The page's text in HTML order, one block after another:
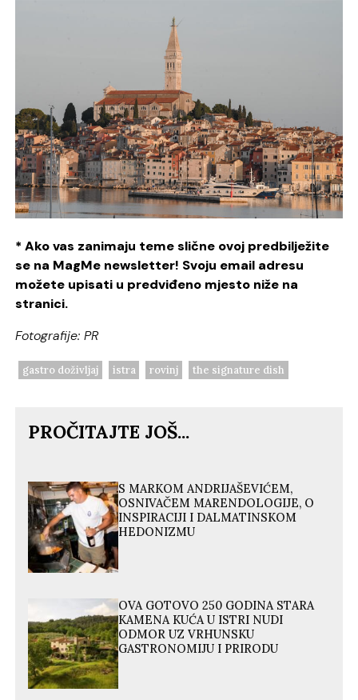
* Ako vas zanimaju teme slične ovoj predbilježite
se na MagMe newsletter! Svoju email adresu
možete upisati u predviđeno mjesto niže na
stranici.
Fotografije: PR
gastro doživljaj istra rovinj the signature dish
PROČITAJTE JOŠ...
S MARKOM ANDRIJAŠEVIĆEM,
OSNIVAČEM MARENDOLOGIJE, O
INSPIRACIJI I DALMATINSKOM
HEDONIZMU
OVA GOTOVO 250 GODINA STARA
KAMENA KUĆA U ISTRI NUDI
ODMOR UZ VRHUNSKU
GASTRONOMIJU I PRIRODU